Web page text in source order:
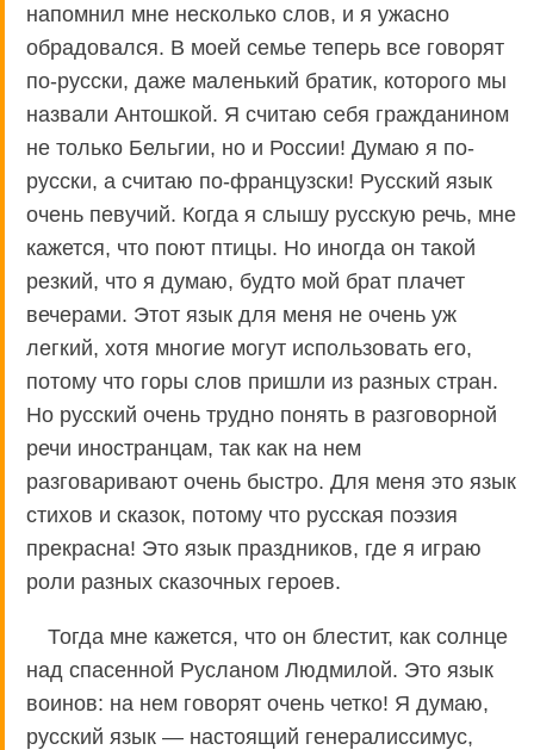
напомнил мне несколько слов, и я ужасно
обрадовался. В моей семье теперь все говорят
по-русски, даже маленький братик, которого мы
назвали Антошкой. Я считаю себя гражданином
не только Бельгии, но и России! Думаю я по-
русски, а считаю по-французски! Русский язык
очень певучий. Когда я слышу русскую речь, мне
кажется, что поют птицы. Но иногда он такой
резкий, что я думаю, будто мой брат плачет
вечерами. Этот язык для меня не очень уж
легкий, хотя многие могут использовать его,
потому что горы слов пришли из разных стран.
Но русский очень трудно понять в разговорной
речи иностранцам, так как на нем
разговаривают очень быстро. Для меня это язык
стихов и сказок, потому что русская поэзия
прекрасна! Это язык праздников, где я играю
роли разных сказочных героев.
Тогда мне кажется, что он блестит, как солнце
над спасенной Русланом Людмилой. Это язык
воинов: на нем говорят очень четко! Я думаю,
русский язык — настоящий генералиссимус,